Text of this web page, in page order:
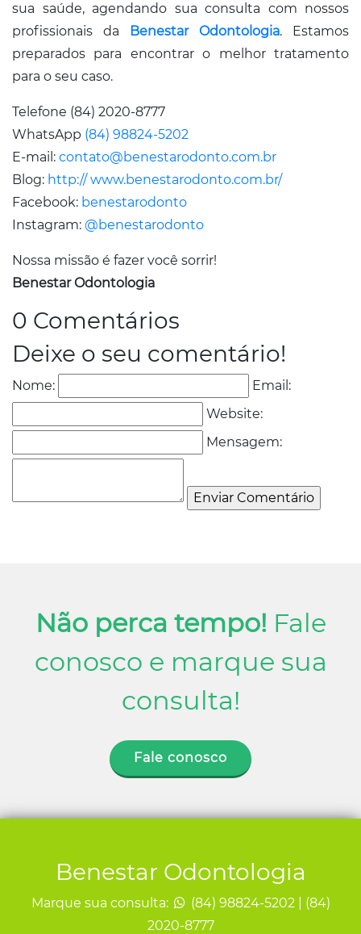
sua saúde, agendando sua consulta com nossos
profissionais da
Benestar Odontologia. Estamos
preparados para encontrar o melhor tratamento
para o seu caso.
Telefone (84) 2020-8777
WhatsApp (84) 98824-5202
E-mail: contato@benestarodonto.com.br
Blog: http:// www.benestarodonto.com.br/
Facebook: benestarodonto
Instagram: @benestarodonto
Nossa missão é fazer você sorrir!
Benestar Odontologia
0 Comentários
Deixe o seu comentário!
Nome:
Email:
Website:
Mensagem:
Não perca tempo! Fale
conosco e marque sua
consulta!
Fale conosco
Benestar Odontologia
Marque sua consulta:
(84) 98824-5202 | (84)
2020-8777